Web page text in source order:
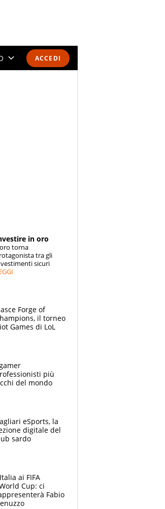
ACCEDI
in oro
torna
tra gli
sicuri
Forge of
il torneo
Games di LoL
più
del mondo
eSports, la
digitale del
sardo
ai FIFA
Cup: ci
Fabio